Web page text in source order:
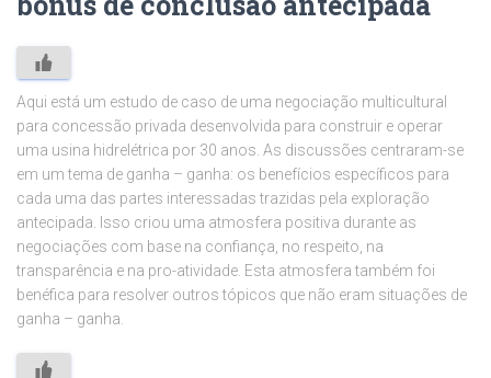
Aqui está um estudo de caso de uma negociação multicultural
para concessão privada desenvolvida para construir e operar
uma usina hidrelétrica por 30 anos. As discussões centraram-se
em um tema de ganha – ganha: os benefícios específicos para
cada uma das partes interessadas trazidas pela exploração
antecipada. Isso criou uma atmosfera positiva durante as
negociações com base na confiança, no respeito, na
transparência e na pro-atividade. Esta atmosfera também foi
benéfica para resolver outros tópicos que não eram situações de
ganha – ganha.